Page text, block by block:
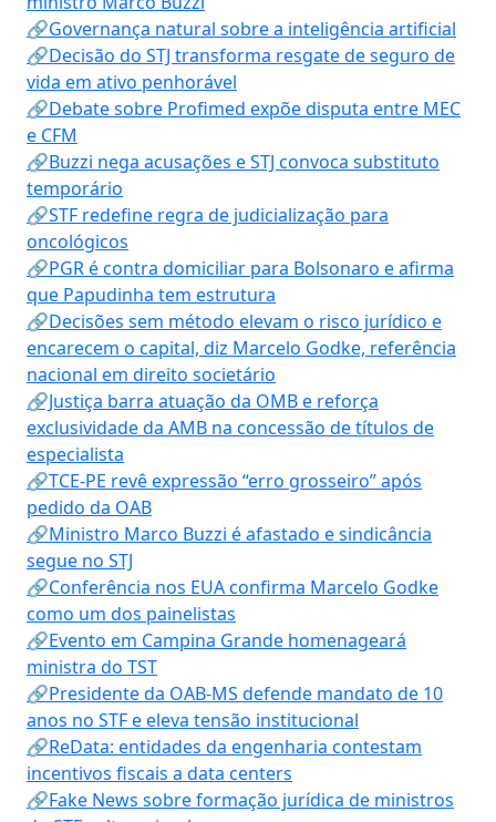
🔗Governança natural sobre a inteligência artificial
🔗Decisão do STJ transforma resgate de seguro de
vida em ativo penhorável
🔗Debate sobre Profimed expõe disputa entre MEC
e CFM
🔗Buzzi nega acusações e STJ convoca substituto
temporário
🔗STF redefine regra de judicialização para
oncológicos
🔗PGR é contra domiciliar para Bolsonaro e afirma
que Papudinha tem estrutura
🔗Decisões sem método elevam o risco jurídico e
encarecem o capital, diz Marcelo Godke, referência
nacional em direito societário
🔗Justiça barra atuação da OMB e reforça
exclusividade da AMB na concessão de títulos de
especialista
🔗TCE-PE revê expressão “erro grosseiro” após
pedido da OAB
🔗Ministro Marco Buzzi é afastado e sindicância
segue no STJ
🔗Conferência nos EUA confirma Marcelo Godke
como um dos painelistas
🔗Evento em Campina Grande homenageará
ministra do TST
🔗Presidente da OAB-MS defende mandato de 10
anos no STF e eleva tensão institucional
🔗ReData: entidades da engenharia contestam
incentivos fiscais a data centers
🔗Fake News sobre formação jurídica de ministros